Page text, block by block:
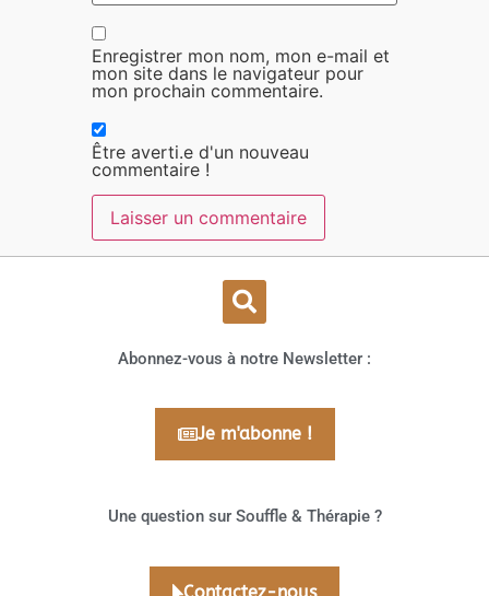
Enregistrer mon nom, mon e-mail et
mon site dans le navigateur pour
mon prochain commentaire.
Être averti.e d'un nouveau
commentaire !
Abonnez-vous à notre Newsletter :
Je m'abonne !
Une question sur Souffle & Thérapie ?